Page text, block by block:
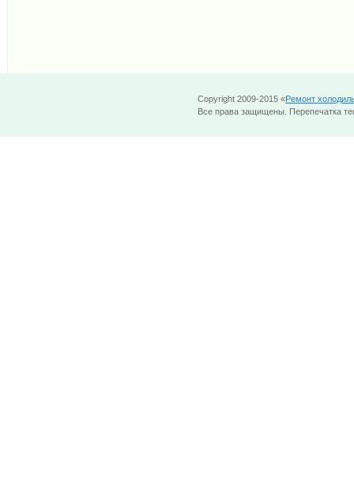
Copyright 2009-2015 «Ремонт
Все права защищены. Перепечатка